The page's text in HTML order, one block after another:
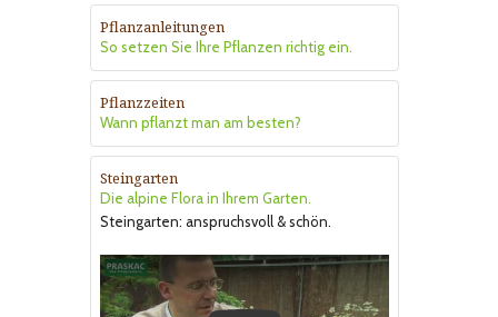
Pflanzanleitungen
So setzen Sie Ihre Pflanzen richtig ein.
Pflanzzeiten
Wann pflanzt man am besten?
Steingarten
Die alpine Flora in Ihrem Garten.
Steingarten: anspruchsvoll & schön.